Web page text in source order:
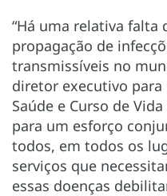
“Há uma relativa falta
propagação de
transmissíveis no
diretor executivo para
Saúde e Curso de
para um esforço
todos, em todos os
serviços que
essas doenças